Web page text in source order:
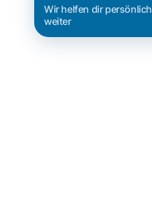
Wir helfen dir persönlich
weiter